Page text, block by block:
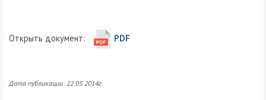
Открыть документ: PDF
Дата публикации: 22.05.2014г.